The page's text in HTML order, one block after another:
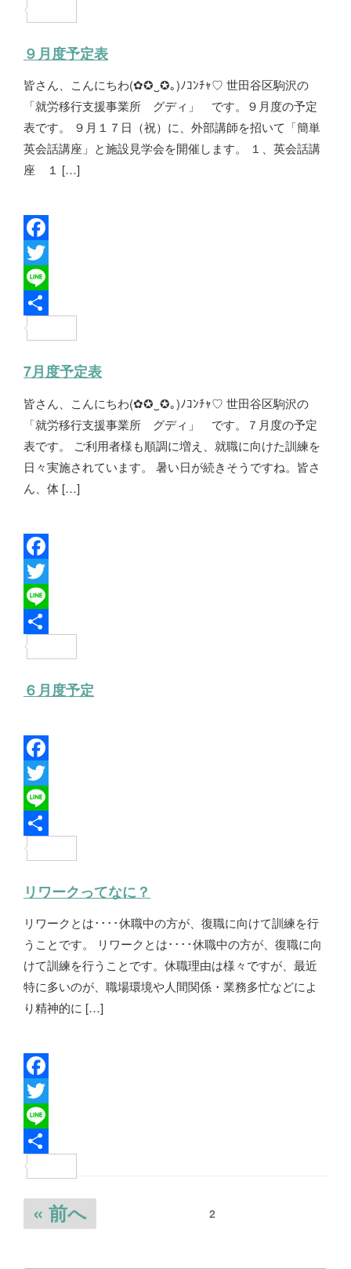
e
o
o
i
t
e
i
e９月度予定表
皆さん、こんにちわ(✿✪‿✪｡)ﾉｺﾝﾁｬ♡ 世田谷区駒沢の
「就労移行支援事業所 グディ」 です。９月度の予定
表です。 ９月１７日（祝）に、外部講師を招いて「簡単
英会話講座」と施設見学会を開催します。 １、英会話講
座 １ […]
F
a
c
e
o
o
T
w
i
t
e
L
i
e
7月度予定表
皆さん、こんにちわ(✿✪‿✪｡)ﾉｺﾝﾁｬ♡ 世田谷区駒沢の
「就労移行支援事業所 グディ」 です。７月度の予定
表です。 ご利用者様も順調に増え、就職に向けた訓練を
日々実施されています。 暑い日が続きそうですね。皆さ
ん、体 […]
F
a
c
e
o
k
T
w
i
t
r
L
i
e６月度予定
F
a
c
e
o
o
k
T
w
i
t
e
r
L
i
eリワークってなに？
リワークとは････休職中の方が、復職に向けて訓練を行
うことです。 リワークとは････休職中の方が、復職に向
けて訓練を行うことです。休職理由は様々ですが、最近
特に多いのが、職場環境や人間関係・業務多忙などによ
り精神的に […]
F
a
c
e
T
w
i
L
i
投
稿
« 前へ 2